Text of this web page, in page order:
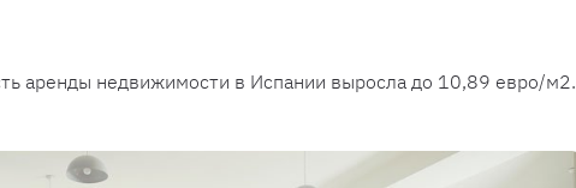
аренды недвижимости в Испании выросла до 10,89 евро/м2.